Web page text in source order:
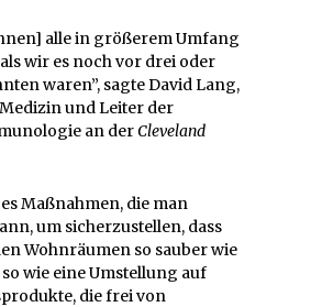
alle in größerem Umfang
wir es noch vor drei oder
waren”, sagte David Lang,
und Leiter der
an derCleveland
Maßnahmen, die man
um sicherzustellen, dass
Wohnräumen so sauber wie
wie eine Umstellung auf
die frei von